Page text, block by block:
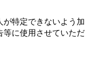
特定できないよう加
に使用させていただ